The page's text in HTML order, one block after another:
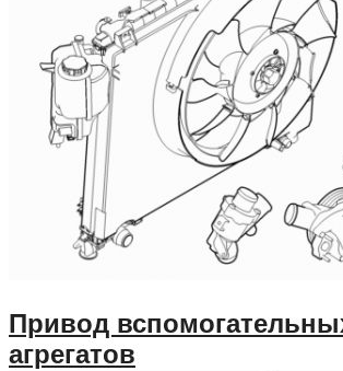
Привод
агрегатов